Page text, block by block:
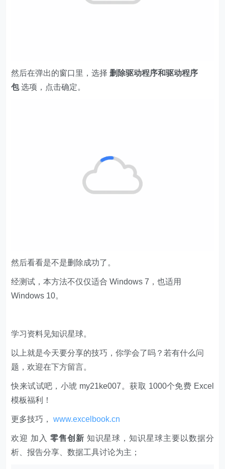
然后在弹出的窗口里，选择删除驱动程序和驱动程序
包选项，点击确定。
然后看看是不是删除成功了。
经测试，本方法不仅仅适合 Windows 7，也适用
Windows 10。
学习资料见知识星球。
以上就是今天要分享的技巧，你学会了吗？若有什么问
题，欢迎在下方留言。
快来试试吧，小琥 my21ke007。获取 1000个免费 Excel
模板福利​​​​！
更多技巧，www.excelbook.cn
欢迎 加入 零售创新 知识星球，知识星球主要以数据分
析、报告分享、数据工具讨论为主；